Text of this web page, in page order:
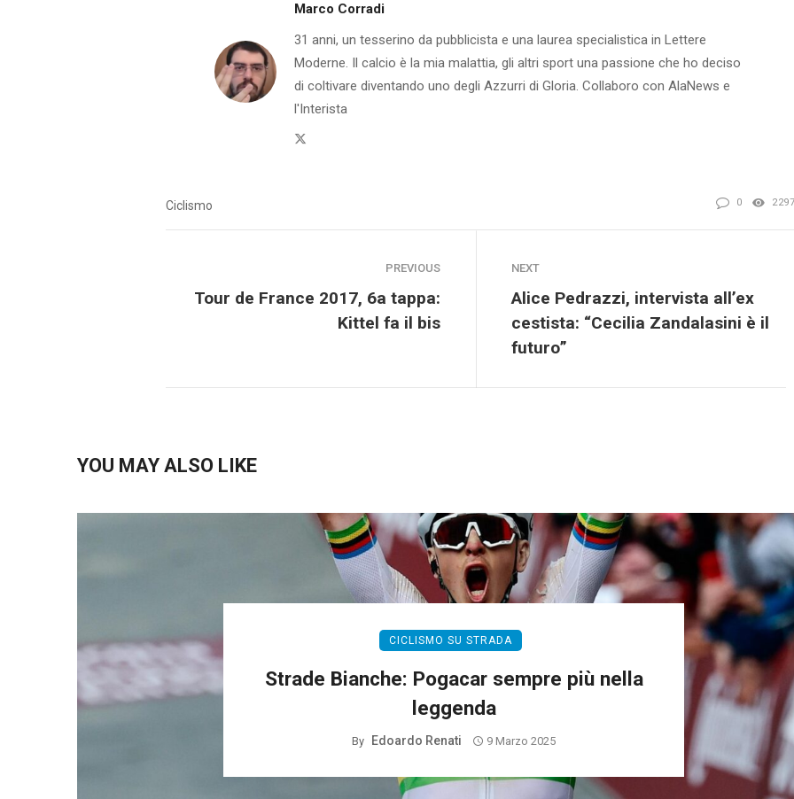
Marco Corradi
31 anni, un tesserino da pubblicista e una laurea specialistica in Lettere
Moderne. Il calcio è la mia malattia, gli altri sport una passione che ho deciso
di coltivare diventando uno degli Azzurri di Gloria. Collaboro con AlaNews e
l'Interista
Ciclismo 0 2297
PREVIOUS
Tour de France 2017, 6a tappa:
Kittel fa il bis
NEXT
Alice Pedrazzi, intervista all’ex
cestista: “Cecilia Zandalasini è il
futuro”
YOU MAY ALSO LIKE
CICLISMO SU STRADA
Strade Bianche: Pogacar sempre più nella
leggenda
By Edoardo Renati 9 Marzo 2025